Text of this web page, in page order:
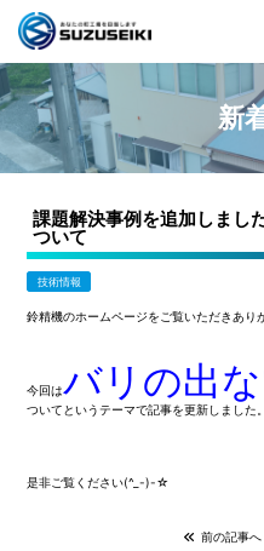
新
課題解決事例を追加しまし
ついて
技術情報
鈴精機のホームページをご覧いただきあり
今回はバリの出
ついてというテーマで記事を更新しました。
是非ご覧ください(^_-)-☆
前の記事へ